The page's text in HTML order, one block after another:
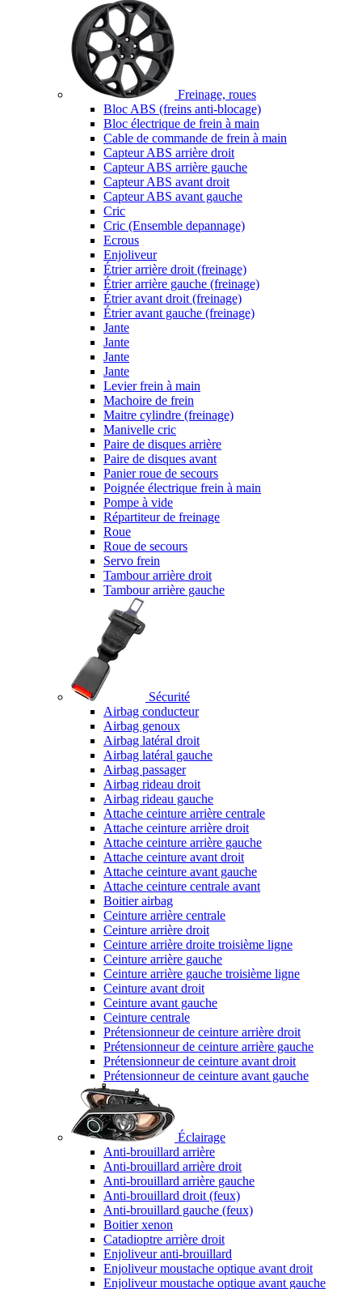
Freinage, roues
Bloc ABS (freins anti-blocage)
Bloc électrique de frein à main
Cable de commande de frein à main
Capteur ABS arrière droit
Capteur ABS arrière gauche
Capteur ABS avant droit
Capteur ABS avant gauche
Cric
Cric (Ensemble depannage)
Ecrous
Enjoliveur
Étrier arrière droit (freinage)
Étrier arrière gauche (freinage)
Étrier avant droit (freinage)
Étrier avant gauche (freinage)
Jante
Jante
Jante
Jante
Levier frein à main
Machoire de frein
Maitre cylindre (freinage)
Manivelle cric
Paire de disques arrière
Paire de disques avant
Panier roue de secours
Poignée électrique frein à main
Pompe à vide
Répartiteur de freinage
Roue
Roue de secours
Servo frein
Tambour arrière droit
Tambour arrière gauche
Sécurité
Airbag conducteur
Airbag genoux
Airbag latéral droit
Airbag latéral gauche
Airbag passager
Airbag rideau droit
Airbag rideau gauche
Attache ceinture arrière centrale
Attache ceinture arrière droit
Attache ceinture arrière gauche
Attache ceinture avant droit
Attache ceinture avant gauche
Attache ceinture centrale avant
Boitier airbag
Ceinture arrière centrale
Ceinture arrière droit
Ceinture arrière droite troisième ligne
Ceinture arrière gauche
Ceinture arrière gauche troisième ligne
Ceinture avant droit
Ceinture avant gauche
Ceinture centrale
Prétensionneur de ceinture arrière droit
Prétensionneur de ceinture arrière gauche
Prétensionneur de ceinture avant droit
Prétensionneur de ceinture avant gauche
Éclairage
Anti-brouillard arrière
Anti-brouillard arrière droit
Anti-brouillard arrière gauche
Anti-brouillard droit (feux)
Anti-brouillard gauche (feux)
Boitier xenon
Catadioptre arrière droit
Enjoliveur anti-brouillard
Enjoliveur moustache optique avant droit
Enjoliveur moustache optique avant gauche